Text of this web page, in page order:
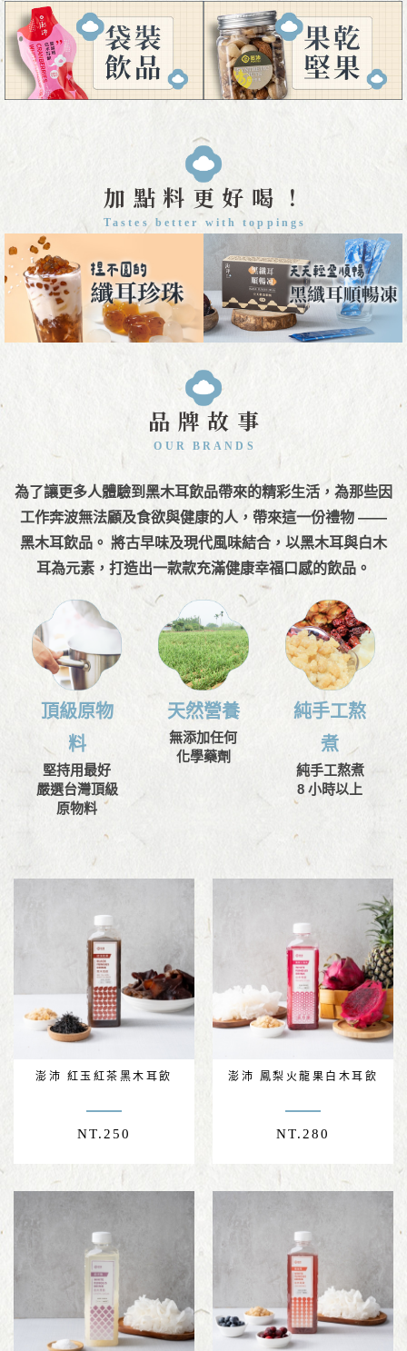
加點料更好喝！
Tastes better with toppings
品牌故事
OUR BRANDS
為了讓更多人體驗到黑木耳飲品帶來的精彩生活，為那些因
工作奔波無法顧及食欲與健康的人，帶來這一份禮物 ——
黑木耳飲品。 將古早味及現代風味結合，以黑木耳與白木
耳為元素，打造出一款款充滿健康幸福口感的飲品。
頂級原物
料
堅持用最好
嚴選台灣頂級
原物料
天然營養
無添加任何
化學藥劑
純手工熬
煮
純手工熬煮
8 小時以上
澎沛 紅玉紅茶黑木耳飲
NT. 250
澎沛 鳳梨火龍果白木耳飲
NT. 280